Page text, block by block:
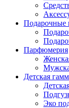
Подарочные
Парфюмерия
Детская
Эко